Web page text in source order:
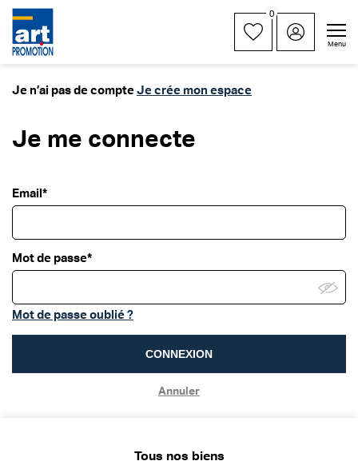
0
Menu
Je n’ai pas de compte Je crée mon espace
Je me connecte
Email*
Mot de passe*
Mot de passe oublié ?
CONNEXION
Annuler
Tous nos biens